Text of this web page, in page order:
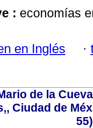
: economías
en Inglés ·
de la
Ciudad de